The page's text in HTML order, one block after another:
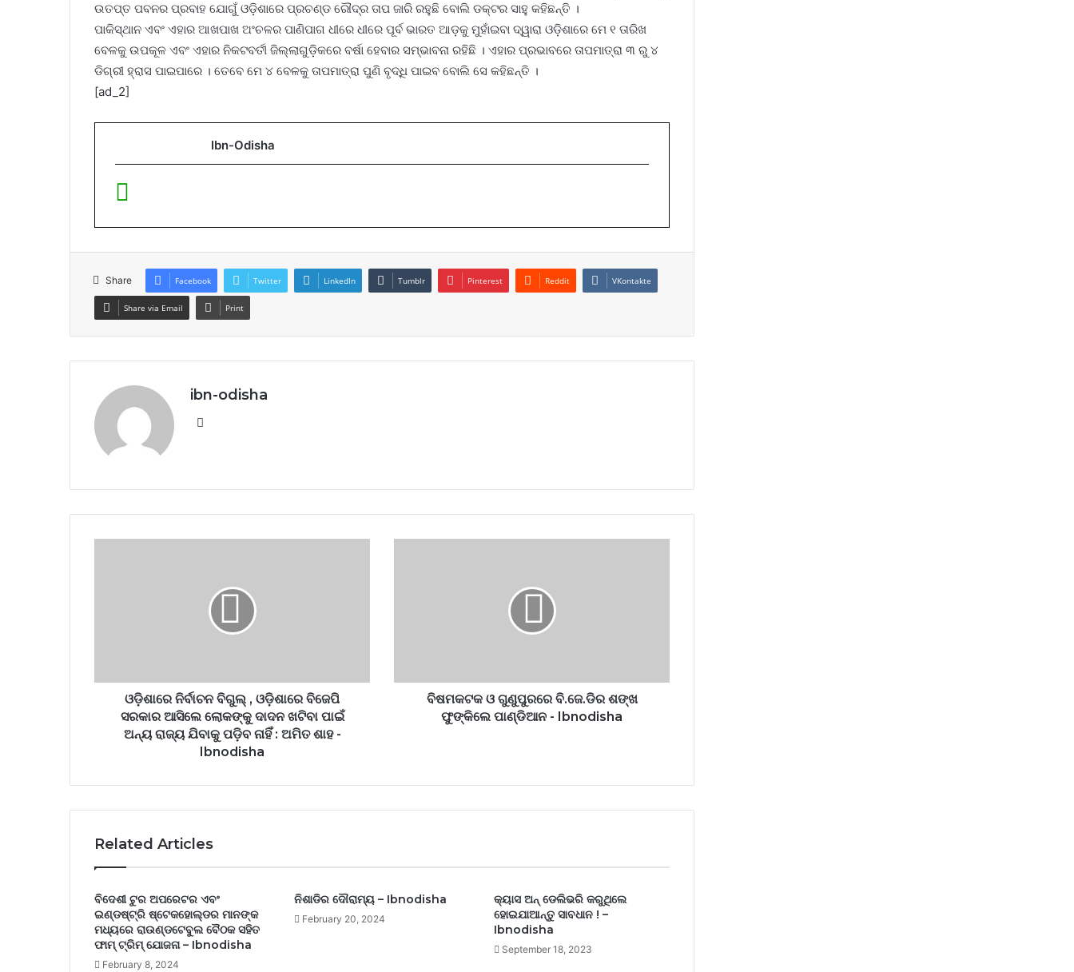
ଉତପ୍ତ ପବନର ପ୍ରବାହ ଯୋଗୁଁ ଓଡ଼ିଶାରେ ପ୍ରଚଣ୍ଡ ରୌଦ୍ର ତାପ ଜାରି ରହୁଛି ବୋଲି ଡକ୍ଟର ସାହୁ କହିଛନ୍ତି ।
ପାକିସ୍ଥାନ ଏବଂ ଏହାର ଆଖପାଖ ଅଂଚଳର ପାଣିପାଗ ଧୀରେ ଧୀରେ ପୂର୍ବ ଭାରତ ଆଡ଼କୁ ମୁହାଁଇବା ଦ୍ୱାରା ଓଡ଼ିଶାରେ ମେ ୧ ତାରିଖ
ବେଳକୁ ଉପକୂଳ ଏବଂ ଏହାର ନିକଟବର୍ତୀ ଜିଲ୍ଲାଗୁଡ଼ିକରେ ବର୍ଷା ହେବାର ସମ୍ଭାବନା ରହିଛି । ଏହାର ପ୍ରଭାବରେ ତାପମାତ୍ରା ୩ ରୁ ୪
ଡିଗ୍ରୀ ହ୍ରାସ ପାଇପାରେ । ତେବେ ମେ ୪ ବେଳକୁ ତାପମାତ୍ରା ପୁଣି ବୃଦ୍ଧି ପାଇବ ବୋଲି ସେ କହିଛନ୍ତି ।
[ad_2]
Ibn-Odisha
Share Facebook Twitter LinkedIn Tumblr Pinterest Reddit VKontakte
Share via Email Print
ibn-odisha
Website
ଓଡ଼ିଶାରେ ନିର୍ବାଚନ ବିଗୁଲ୍‌ , ଓଡ଼ିଶାରେ ବିଜେପି
ସରକାର ଆସିଲେ ଲୋକଙ୍କୁ ଦାଦନ ଖଟିବା ପାଇଁ
ଅନ୍ୟ ରାଜ୍ୟ ଯିବାକୁ ପଡ଼ିବ ନାହିଁ : ଅମିତ ଶାହ -
Ibnodisha
ବିଷମକଟକ ଓ ଗୁଣୁପୁରରେ ବି.ଜେ.ଡିର ଶଙ୍ଖ
ଫୁଙ୍କିଲେ ପାଣ୍ଡିଆନ - Ibnodisha
Related Articles
ବିଦେଶୀ ଟୁର ଅପରେଟର ଏବଂ
ଇଣ୍ଡଷ୍ଟ୍ରି ଷ୍ଟେକହୋଲ୍ଡର ମାନଙ୍କ
ମଧ୍ୟରେ ରାଉଣ୍ଡଟେବୁଲ ବୈଠକ ସହିତ
ଫାମ୍ ଟ୍ରିମ୍ ଯୋଜନା – Ibnodisha
February 8, 2024
ନିଶାଡିର ଦୌରାମ୍ୟ – Ibnodisha
February 20, 2024
କ୍ୟାସ ଅନ୍ ଡେଲିଭରି କରୁଥିଲେ
ହୋଇଯାଆନ୍ତୁ ସାବଧାନ ! –
Ibnodisha
September 18, 2023